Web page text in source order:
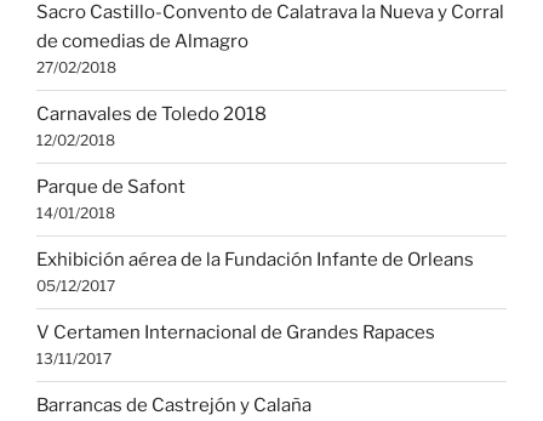
Sacro Castillo-Convento de Calatrava la Nueva y Corral
de comedias de Almagro
27/02/2018
Carnavales de Toledo 2018
12/02/2018
Parque de Safont
14/01/2018
Exhibición aérea de la Fundación Infante de Orleans
05/12/2017
V Certamen Internacional de Grandes Rapaces
13/11/2017
Barrancas de Castrejón y Calaña